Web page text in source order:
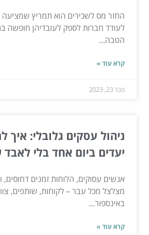
החזר מס לשכירים הוא תמריץ
לעודד חברות לספק לעובדיהן חופשה
הטבה...
קרא עוד »
פבר 23, 2023
ניהול עסקים גלובלי: איך
יעדים ביום אחד בלי
אנשים עסוקים, הלוחות זמנים דחוסים,
מצלצל מכל עבר – לקוחות, שותפים,
באינספור...
קרא עוד »